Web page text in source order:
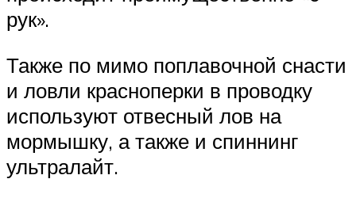
рук».
Также по мимо поплавочной снасти
и ловли красноперки в проводку
используют отвесный лов на
мормышку, а также и спиннинг
ультралайт.